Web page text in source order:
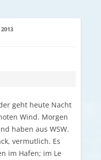
2013
geht heute Nacht
Wind. Morgen
haben aus WSW.
vermutlich. Es
im Hafen; im Le